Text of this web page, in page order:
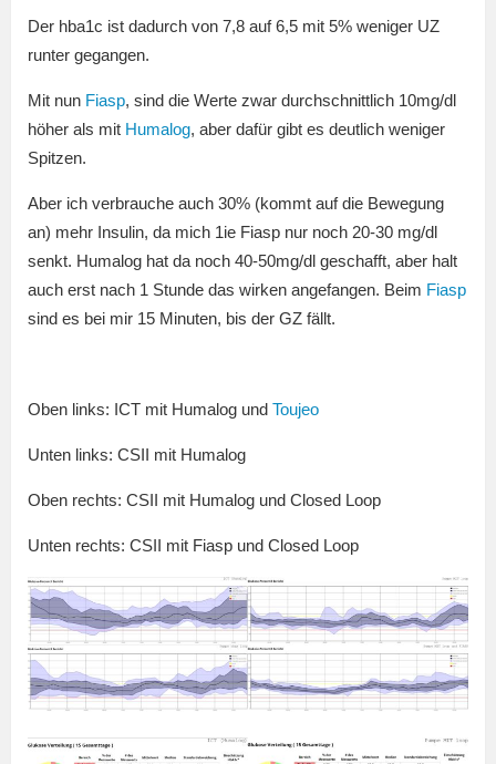
Der hba1c ist dadurch von 7,8 auf 6,5 mit 5% weniger UZ
runter gegangen.
Mit nun Fiasp, sind die Werte zwar durchschnittlich 10mg/dl
höher als mit Humalog, aber dafür gibt es deutlich weniger
Spitzen.
Aber ich verbrauche auch 30% (kommt auf die Bewegung
an) mehr Insulin, da mich 1ie Fiasp nur noch 20-30 mg/dl
senkt. Humalog hat da noch 40-50mg/dl geschafft, aber halt
auch erst nach 1 Stunde das wirken angefangen. Beim Fiasp
sind es bei mir 15 Minuten, bis der GZ fällt.
Oben links: ICT mit Humalog und Toujeo
Unten links: CSII mit Humalog
Oben rechts: CSII mit Humalog und Closed Loop
Unten rechts: CSII mit Fiasp und Closed Loop